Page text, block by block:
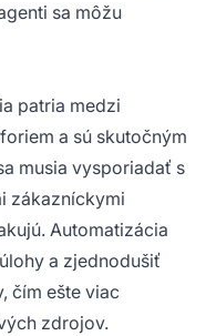
sa môžu
patria medzi
a sú skutočným
musia vysporiadať s
zákazníckymi
Automatizácia
a zjednodušiť
čím ešte viac
zdrojov.